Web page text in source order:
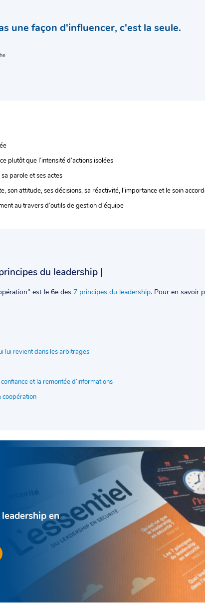
une façon d'influencer, c'est la seule.
plutôt que l’intensité d’actions isolées
parole et ses actes
son attitude, ses décisions, sa réactivité, l’importance et le soin
au travers d’outils de gestion d’équipe
du leadership |
est le 6e des 7 principes du leadership. Pour en savoir
lui revient dans les arbitrages
et la remontée d’informations
coopération
en